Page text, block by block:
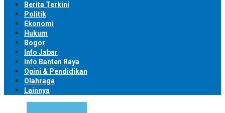
Berita Terkini
Politik
Ekonomi
Hukum
Bogor
Info Jabar
Info Banten Raya
Opini & Pendidikan
Olahraga
Lainnya